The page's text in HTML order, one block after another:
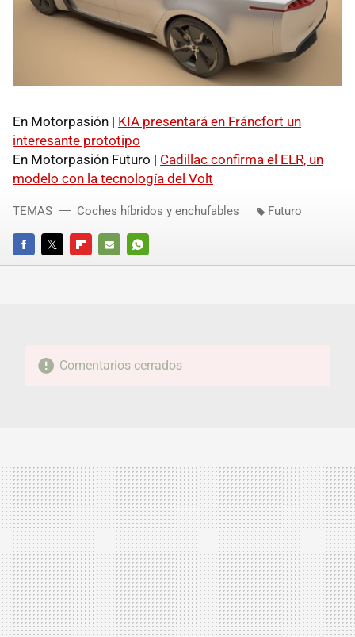
En Motorpasión | KIA presentará en Fráncfort un
interesante prototipo
En Motorpasión Futuro | Cadillac confirma el ELR, un
modelo con la tecnología del Volt
FACEBOOKTWITTERFLIPBOARD
E-
WHATSAPP
TEMAS Coches híbridos y enchufables Futuro
Comentarios cerrados